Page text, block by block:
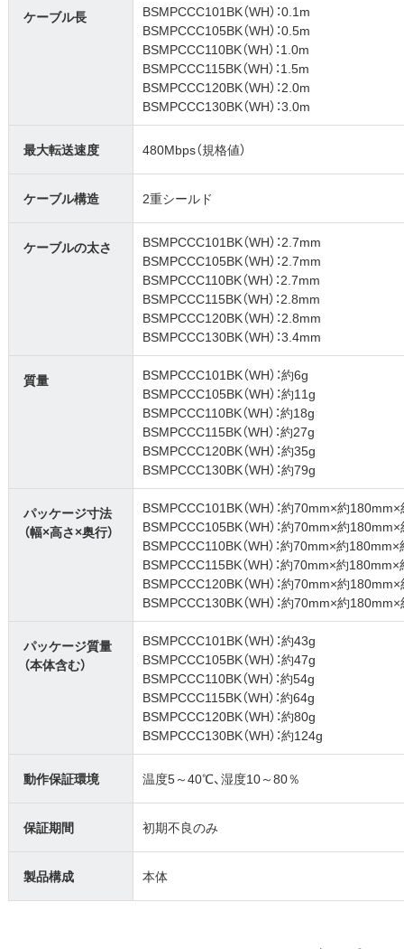
ケーブル長
BSMPCCC101BK（WH）：0.1m
BSMPCCC105BK（WH）：0.5m
BSMPCCC110BK（WH）：1.0m
BSMPCCC115BK（WH）：1.5m
BSMPCCC120BK（WH）：2.0m
BSMPCCC130BK（WH）：3.0m
最大転送速度 480Mbps（規格値）
ケーブル構造 2重シールド
ケーブルの太さ
BSMPCCC101BK（WH）：2.7mm
BSMPCCC105BK（WH）：2.7mm
BSMPCCC110BK（WH）：2.7mm
BSMPCCC115BK（WH）：2.8mm
BSMPCCC120BK（WH）：2.8mm
BSMPCCC130BK（WH）：3.4mm
質量
BSMPCCC101BK（WH）：約6g
BSMPCCC105BK（WH）：約11g
BSMPCCC110BK（WH）：約18g
BSMPCCC115BK（WH）：約27g
BSMPCCC120BK（WH）：約35g
BSMPCCC130BK（WH）：約79g
パッケージ寸法
（幅×高さ×奥行）
BSMPCCC101BK（WH）：約70mm×約
BSMPCCC105BK（WH）：約70mm×約
BSMPCCC110BK（WH）：約70mm×約
BSMPCCC115BK（WH）：約70mm×約
BSMPCCC120BK（WH）：約70mm×約
BSMPCCC130BK（WH）：約70mm×約
パッケージ質量
（本体含む）
BSMPCCC101BK（WH）：約43g
BSMPCCC105BK（WH）：約47g
BSMPCCC110BK（WH）：約54g
BSMPCCC115BK（WH）：約64g
BSMPCCC120BK（WH）：約80g
BSMPCCC130BK（WH）：約124g
動作保証環境 温度5～40℃、湿度10～80％
保証期間 初期不良のみ
製品構成 本体